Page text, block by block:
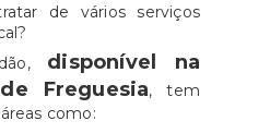
de vários serviços
disponível na
Freguesia, tem
como: